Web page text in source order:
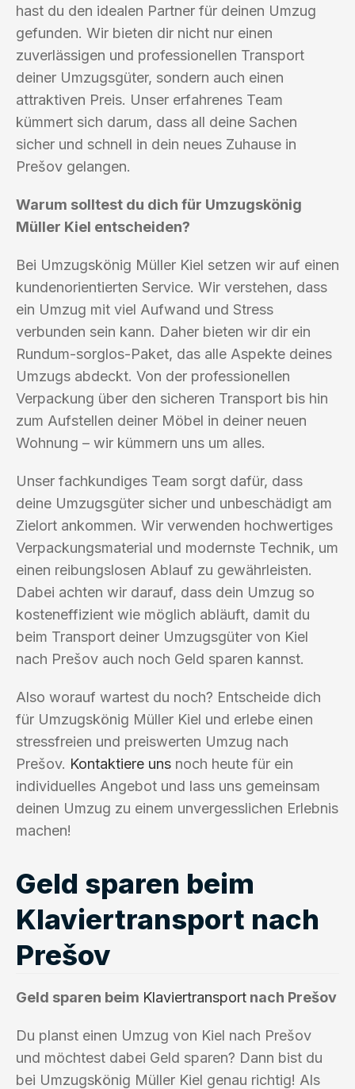
hast du den idealen Partner für deinen Umzug
gefunden. Wir bieten dir nicht nur einen
zuverlässigen und professionellen Transport
deiner Umzugsgüter, sondern auch einen
attraktiven Preis. Unser erfahrenes Team
kümmert sich darum, dass all deine Sachen
sicher und schnell in dein neues Zuhause in
Prešov gelangen.
Warum solltest du dich für Umzugskönig
Müller Kiel entscheiden?
Bei Umzugskönig Müller Kiel setzen wir auf einen
kundenorientierten Service. Wir verstehen, dass
ein Umzug mit viel Aufwand und Stress
verbunden sein kann. Daher bieten wir dir ein
Rundum-sorglos-Paket, das alle Aspekte deines
Umzugs abdeckt. Von der professionellen
Verpackung über den sicheren Transport bis hin
zum Aufstellen deiner Möbel in deiner neuen
Wohnung – wir kümmern uns um alles.
Unser fachkundiges Team sorgt dafür, dass
deine Umzugsgüter sicher und unbeschädigt am
Zielort ankommen. Wir verwenden hochwertiges
Verpackungsmaterial und modernste Technik, um
einen reibungslosen Ablauf zu gewährleisten.
Dabei achten wir darauf, dass dein Umzug so
kosteneffizient wie möglich abläuft, damit du
beim Transport deiner Umzugsgüter von Kiel
nach Prešov auch noch Geld sparen kannst.
Also worauf wartest du noch? Entscheide dich
für Umzugskönig Müller Kiel und erlebe einen
stressfreien und preiswerten Umzug nach
Prešov. Kontaktiere uns noch heute für ein
individuelles Angebot und lass uns gemeinsam
deinen Umzug zu einem unvergesslichen Erlebnis
machen!
Geld sparen beim
Klaviertransport nach
Prešov
Geld sparen beim Klaviertransport nach Prešov
Du planst einen Umzug von Kiel nach Prešov
und möchtest dabei Geld sparen? Dann bist du
bei Umzugskönig Müller Kiel genau richtig! Als